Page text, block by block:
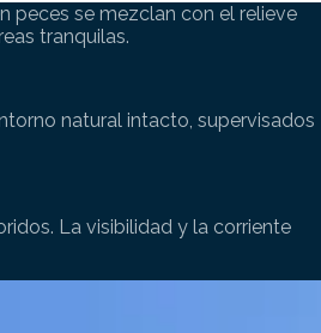
peces se mezclan con el relieve
tranquilas.
natural intacto, supervisados
La visibilidad y la corriente